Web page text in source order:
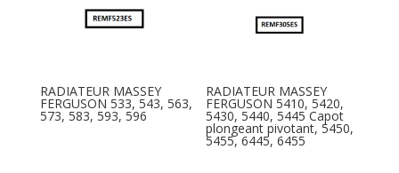
RADIATEUR MASSEY
FERGUSON 533, 543, 563,
573, 583, 593, 596
RADIATEUR MASSEY
FERGUSON 5410, 5420,
5430, 5440, 5445 Capot
plongeant pivotant, 5450,
5455, 6445, 6455